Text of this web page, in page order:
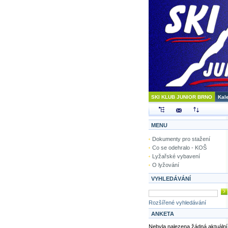
SKI KLUB JUNIOR BRNO
MENU
Dokumenty pro stažení
Co se odehralo - KOŠ
Lyžařské vybavení
O lyžování
VYHLEDÁVÁNÍ
Rozšířené vyhledávání
ANKETA
Nebyla nalezena žádná aktuální